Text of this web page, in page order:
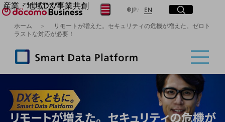
産業・地域DX/事業共創
OPEN HUB for Plural Futures
自律・分散・協調型社会の実現を目指し、
OPEN HUB for Plural Futuresとは
イベント/ウェビナー
事例
Smart World
産業・地域DXプラットフォーマーとして
JP日本語
EN Englishサイト内検索
開く
メニュー
開く
フリーワードでNTTドコモビジネスの
取り組みを検索
ホーム
リモートが増えた。セキュリティの危機が増えた。ゼロト
ラストな対応が必要！